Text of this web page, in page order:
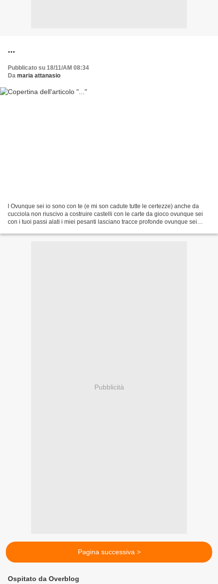
...
Pubblicato su 18/11/AM 08:34
Da maria attanasio
l Ovunque sei io sono con te (e mi son cadute tutte le certezze) anche da
cucciola non riuscivo a costruire castelli con le carte da gioco ovunque sei
con i tuoi passi alati i miei pesanti lasciano tracce profonde ovunque sei
Pubblicità
Pagina successiva >
Ospitato da Overblog